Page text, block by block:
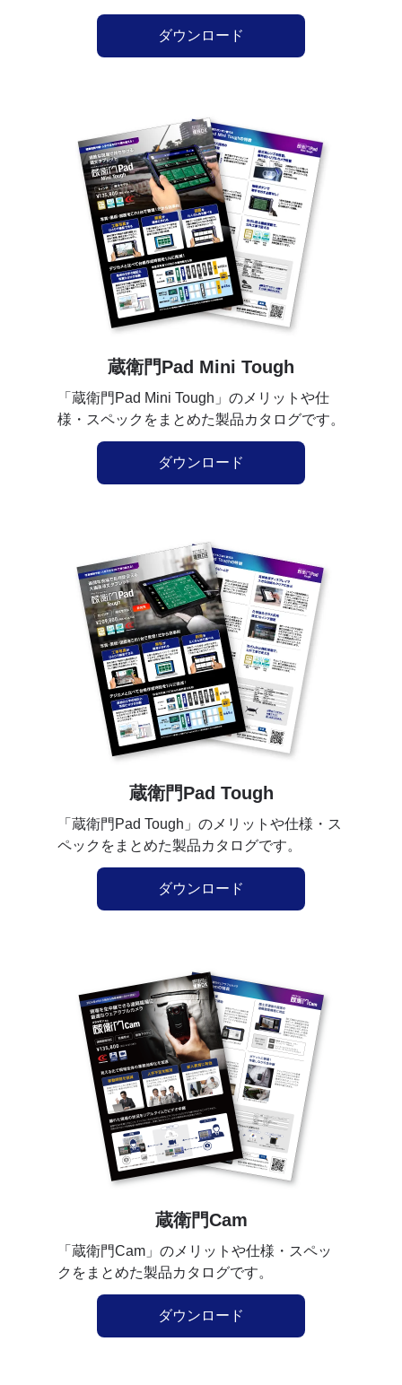
ダウンロード
蔵衛門Pad Mini Tough
「蔵衛門Pad Mini Tough」のメリットや仕
様・スペックをまとめた製品カタログです。
ダウンロード
蔵衛門Pad Tough
「蔵衛門Pad Tough」のメリットや仕様・ス
ペックをまとめた製品カタログです。
ダウンロード
蔵衛門Cam
「蔵衛門Cam」のメリットや仕様・スペッ
クをまとめた製品カタログです。
ダウンロード